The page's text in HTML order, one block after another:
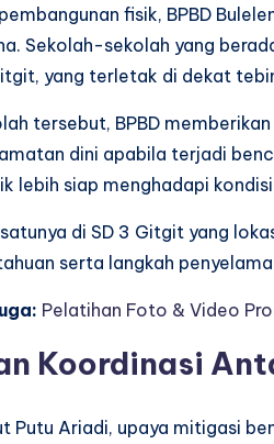
fisik, BPBD
Sekolah-sekolah yang
yang terletak di dekat
tersebut, BPBD
dini apabila terjadi
lebih siap menghadapi
satunya di SD 3 Gitgit yang
serta langkah
Pelatihan Foto & Video
Koordinasi
Putu Ariadi, upaya mitigasi